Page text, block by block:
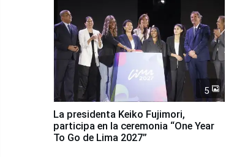
5
La presidenta Keiko Fujimori,
participa en la ceremonia “One Year
To Go de Lima 2027”